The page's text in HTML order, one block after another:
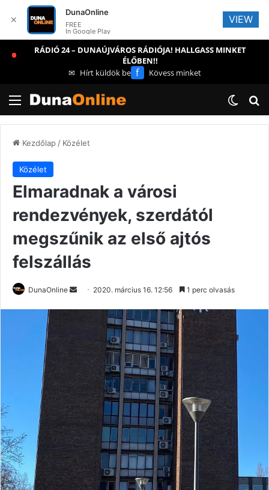
RÁDIÓ 24 – DUNAÚJVÁROS RÁDIÓJA! HALLGASS MINKET
ÉLŐBEN!!
✉ Hírt küldök be f Kövess minket
Menü
Kezdőlap/ Közélet
Közélet
Elmaradnak a városi
rendezvények, szerdától
megszűnik az első ajtós
felszállás
DunaOnline
Send 2020. március 16. 12:56 1 perc olvasás
✕
DunaOnline
FREE
In Google Play
VIEW